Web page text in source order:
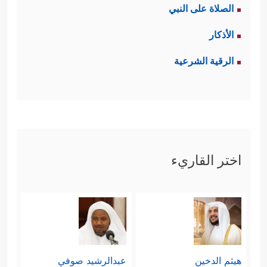
فِی دِیَـٰرِهِمۡ جَـٰثِمِینَ﴾
هود بإضافة مشهد الناقة، وهي آية أيّد
الله بها دعوة صالح
﴿وَیَـٰقَوۡمِ هَـٰذِهِۦ نَاقَةُ ٱللَّهِ
الصلاة على النبي
الأذكار
الرقية الشرعية
اختر القاريء
هيثم الدخين عبدالرشيد صوفي